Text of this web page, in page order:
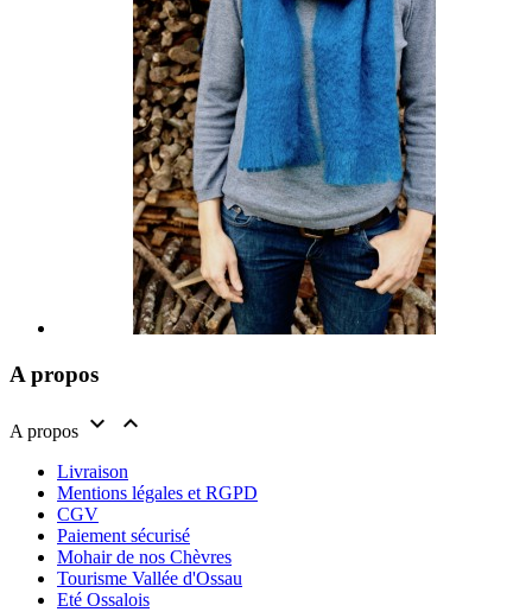
A propos
A propos  
Livraison
Mentions légales et RGPD
CGV
Paiement sécurisé
Mohair de nos Chèvres
Tourisme Vallée d'Ossau
Eté Ossalois